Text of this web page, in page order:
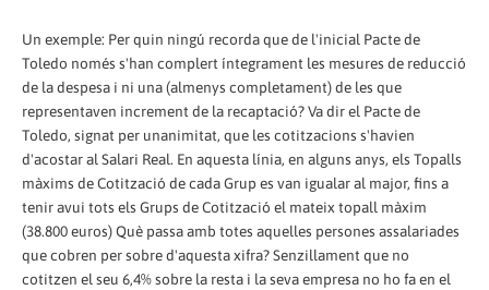
Un exemple: Per quin ningú recorda que de l'inicial Pacte de
Toledo només s'han complert íntegrament les mesures de reducció
de la despesa i ni una (almenys completament) de les que
representaven increment de la recaptació? Va dir el Pacte de
Toledo, signat per unanimitat, que les cotitzacions s'havien
d'acostar al Salari Real. En aquesta línia, en alguns anys, els Topalls
màxims de Cotització de cada Grup es van igualar al major, fins a
tenir avui tots els Grups de Cotització el mateix topall màxim
(38.800 euros) Què passa amb totes aquelles persones assalariades
que cobren per sobre d'aquesta xifra? Senzillament que no
cotitzen el seu 6,4% sobre la resta i la seva empresa no ho fa en el